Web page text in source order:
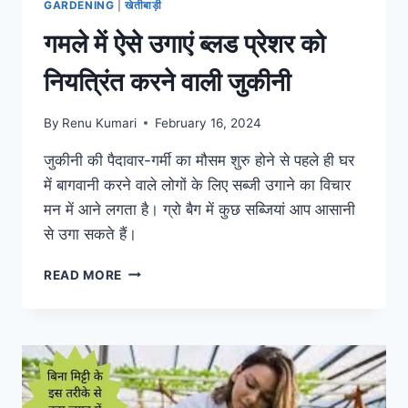
GARDENING |खेतीबाड़ी
गमले में ऐसे उगाएं ब्लड प्रेशर को
नियत्रिंत करने वाली जुकीनी
By Renu Kumari February 16, 2024
जुकीनी की पैदावार-गर्मी का मौसम शुरु होने से पहले ही घर
में बागवानी करने वाले लोगों के लिए सब्जी उगाने का विचार
मन में आने लगता है। ग्रो बैग में कुछ सब्जियां आप आसानी
से उगा सकते हैं।
READ MORE गमले
ब्लड
प्रेशर
को
नियत्रिंत